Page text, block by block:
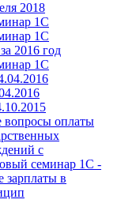
2018
1С
1С
2016 год
1С
вопросы оплаты
с
семинар 1С -
зарплаты в